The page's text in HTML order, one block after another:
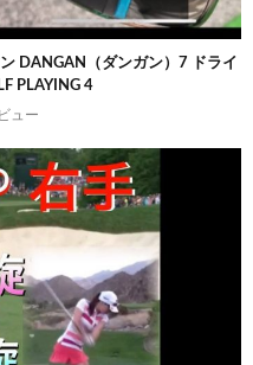
DANGAN（ダンガン）7 ドライ
PLAYING 4
ュー